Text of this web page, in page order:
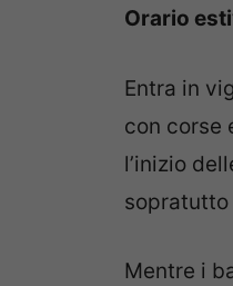
Orario
Entra in
con corse
l’inizio
sopratutto
Mentre i